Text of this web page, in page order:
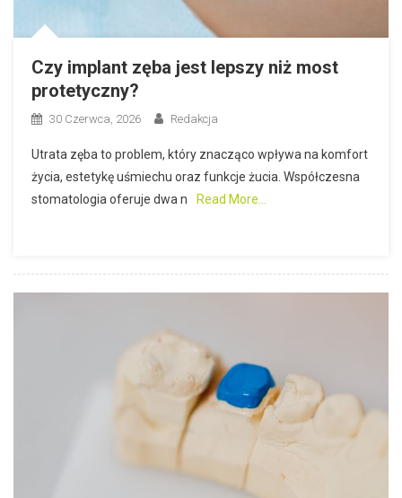
Czy implant zęba jest lepszy niż most
protetyczny?
30 Czerwca, 2026 Redakcja
Utrata zęba to problem, który znacząco wpływa na komfort
życia, estetykę uśmiechu oraz funkcje żucia. Współczesna
stomatologia oferuje dwa n
Read More…